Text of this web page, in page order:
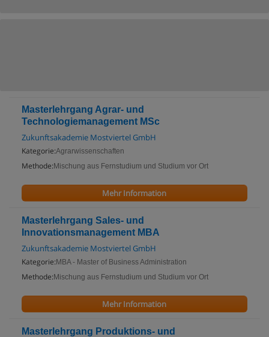
Masterlehrgang Agrar- und
Technologiemanagement MSc
Zukunftsakademie Mostviertel GmbH
Kategorie:Agrarwissenschaften
Methode: Mischung aus Fernstudium und Studium vor Ort
Mehr Information
Masterlehrgang Sales- und
Innovationsmanagement MBA
Zukunftsakademie Mostviertel GmbH
Kategorie: MBA - Master of Business Administration
Methode: Mischung aus Fernstudium und Studium vor Ort
Mehr Information
Masterlehrgang Produktions- und